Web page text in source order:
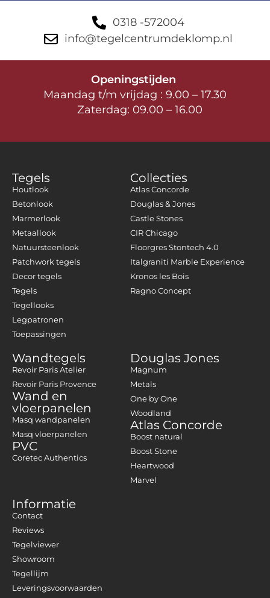
0318 -572004
info@tegelcentrumdeklomp.nl
Openingstijden
Maandag t/m vrijdag : 9.00 – 17.30
Zaterdag: 09.00 – 16.00
Tegels
Houtlook
Betonlook
Marmerlook
Metaallook
Natuursteenlook
Patchwork tegels
Decor tegels
Tegels
Tegellooks
Legpatronen
Toepassingen
Collecties
Atlas Concorde
Douglas & Jones
Castle Stones
CIR Chicago
Floorgres Stontech 4.0
Italgraniti Marble Experience
Kronos les Bois
Ragno Concept
Wandtegels
Revoir Paris Atelier
Revoir Paris Provence
Wand en
vloerpanelen
Masq wandpanelen
Masq vloerpanelen
PVC
Coretec Authentics
Douglas Jones
Magnum
Metals
One by One
Woodland
Atlas Concorde
Boost natural
Boost Stone
Heartwood
Marvel
Informatie
Contact
Reviews
Tegelviewer
Showroom
Tegellijm
Leveringsvoorwaarden